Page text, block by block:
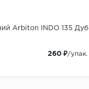
Arbiton INDO 135 Дуб
260 ₽/упак.
SOLID 3 мм
997.50 ₽/упак.
SOLID BASE 200
1 100 ₽/упак.
Дуб Темный